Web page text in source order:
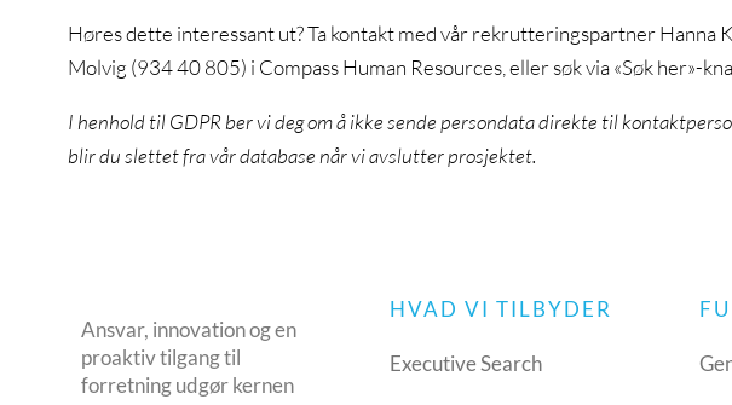
Høres dette interessant ut? Ta kontakt med vår rekrutteringspartner Hanna
Molvig (934 40 805) i Compass Human Resources, eller søk via «Søk her»-
I henhold til GDPR ber vi deg om å ikke sende persondata direkte til
blir du slettet fra vår database når vi avslutter prosjektet.
Ansvar, innovation og en
proaktiv tilgang til
forretning udgør kernen
HVAD VI TILBYDER
Executive Search